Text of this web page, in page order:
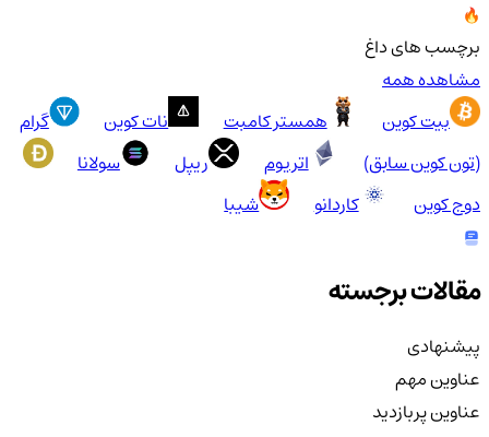
برچسب های داغ
مشاهده همه
بیت کوین
همستر کامبت نات کوین
گرام
(تون کوین سابق)
اتریوم ریپل
سولانا
دوج کوین
کاردانو شیبا
مقالات برجسته
پیشنهادی
عناوین مهم
عناوین پربازدید